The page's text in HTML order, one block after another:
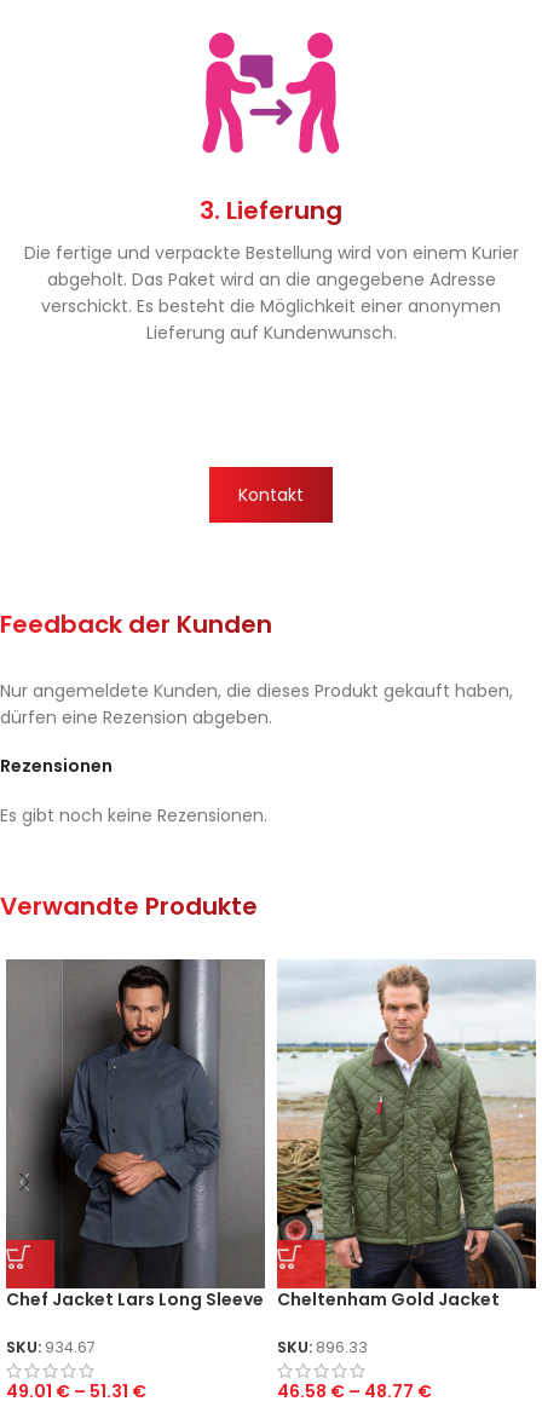
3. Lieferung
Die fertige und verpackte Bestellung wird von einem Kurier
abgeholt. Das Paket wird an die angegebene Adresse
verschickt. Es besteht die Möglichkeit einer anonymen
Lieferung auf Kundenwunsch.
Kontakt
Feedback der Kunden
Rezensionen
Es gibt noch keine Rezensionen.
Nur angemeldete Kunden, die dieses Produkt gekauft haben,
dürfen eine Rezension abgeben.
Verwandte Produkte
Chef Jacket Lars Long Sleeve
SKU: 934.67
49.01 € – 51.31 €
Cheltenham Gold Jacket
SKU: 896.33
46.58 € – 48.77 €